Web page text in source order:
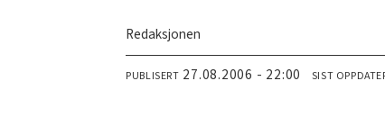
Redaksjonen
PUBLISERT 27.08.2006 - 22:00 SIST